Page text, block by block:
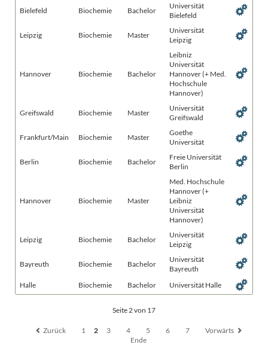
Bielefeld Biochemie Bachelor
Universität
Bielefeld
Leipzig Biochemie Master
Universität
Leipzig
Hannover Biochemie Bachelor
Leibniz
Universität
Hannover (+ Med.
Hochschule
Hannover)
Greifswald Biochemie Master
Universität
Greifswald
Frankfurt/Main Biochemie Master
Goethe
Universität
Berlin Biochemie Bachelor
Freie Universität
Berlin
Hannover Biochemie Master
Med. Hochschule
Hannover (+
Leibniz
Universität
Hannover)
Leipzig Biochemie Bachelor
Universität
Leipzig
Bayreuth Biochemie Bachelor
Universität
Bayreuth
Halle
Biochemie Bachelor Universität Halle
Seite 2 von 17
Zurück 1 2 3 4 5 6 7
Vorwärts
Ende